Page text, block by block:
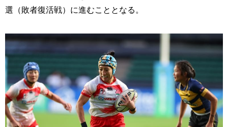
選（敗者復活戦）に進むこととなる。